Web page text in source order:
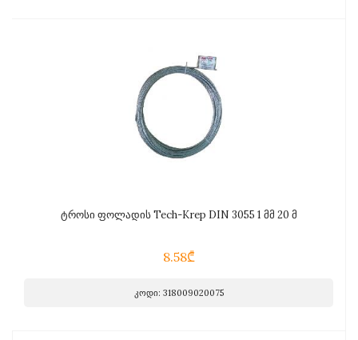
ტროსი ფოლადის Tech-Krep DIN 3055 1 მმ 20 მ
8.58₾
კოდი: 318009020075